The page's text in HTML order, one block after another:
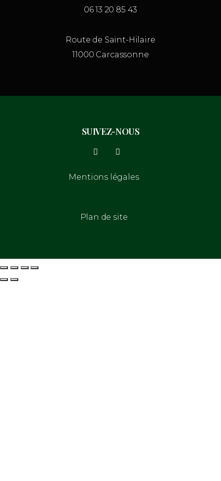
06 13 20 85 43
Route de Saint-Hilaire
11000 Carcassonne
SUIVEZ-NOUS
Mentions légales
Plan de site